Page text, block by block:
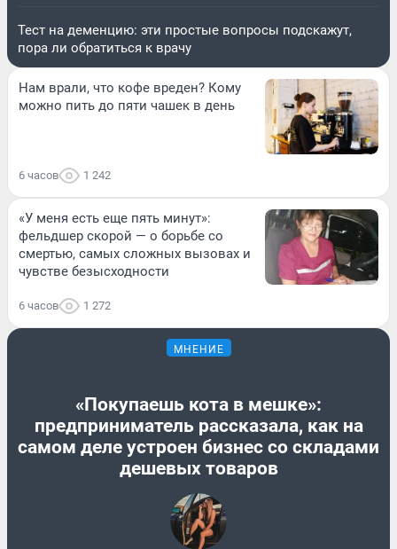
Тест на деменцию: эти простые вопросы подскажут,
пора ли обратиться к врачу
Нам врали, что кофе вреден? Кому
можно пить до пяти чашек в день
6 часов 1 242
«У меня есть еще пять минут»:
фельдшер скорой — о борьбе со
смертью, самых сложных вызовах и
чувстве безысходности
6 часов 1 272
МНЕНИЕ
«Покупаешь кота в мешке»:
предприниматель рассказала, как на
самом деле устроен бизнес со складами
дешевых товаров